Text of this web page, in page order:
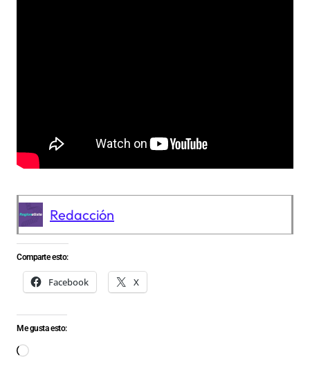
Redacción
Comparte esto:
Facebook X
Me gusta esto:
Cargando...